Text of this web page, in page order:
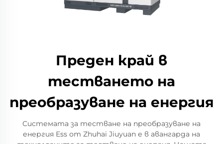
Преден край в
тестването на
преобразуване на енергия
Системата за тестване на преобразуване на
енергия Ess от Zhuhai Jiuyuan е в авангарда на